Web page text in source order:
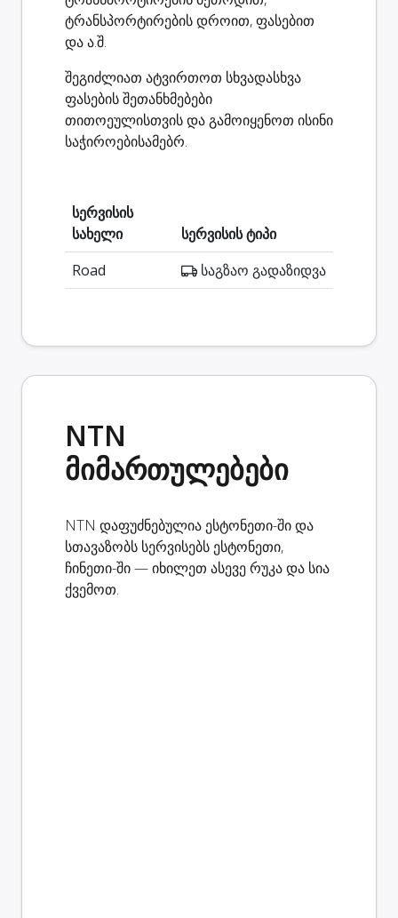
ტრანსპორტირების დროით, ფასებით
და ა.შ.
შეგიძლიათ ატვირთოთ სხვადასხვა
ფასების შეთანხმებები
თითოეულისთვის და გამოიყენოთ ისინი
საჭიროებისამებრ.
სერვისის
სახელი
სერვისის ტიპი
Road
საგზაო გადაზიდვა
NTN
მიმართულებები
NTN დაფუძნებულია ესტონეთი-ში და
სთავაზობს სერვისებს ესტონეთი,
ჩინეთი-ში — იხილეთ ასევე რუკა და სია
ქვემოთ.